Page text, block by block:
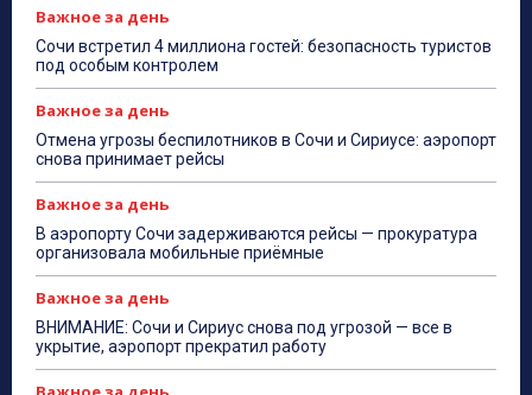
Важное за день
Сочи встретил 4 миллиона гостей: безопасность туристов
под особым контролем
Важное за день
Отмена угрозы беспилотников в Сочи и Сириусе: аэропорт
снова принимает рейсы
Важное за день
В аэропорту Сочи задерживаются рейсы — прокуратура
организовала мобильные приёмные
Важное за день
ВНИМАНИЕ: Сочи и Сириус снова под угрозой — все в
укрытие, аэропорт прекратил работу